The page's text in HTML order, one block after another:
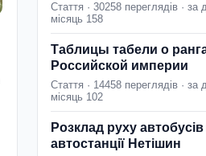
Стаття · 30258 переглядів · за
місяць 158
Таблицы табели о
Российской империи
Стаття · 14458 переглядів · за
місяць 102
Розклад руху
автостанції Нетішин